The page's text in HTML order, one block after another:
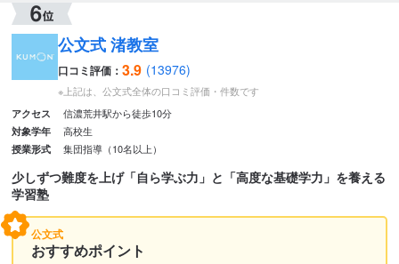
公文式 渚教室
口コミ評価： 3.9 (13976)
※上記は、公文式全体の口コミ評価・件数です
アクセス 信濃荒井駅から徒歩10分
対象学年 高校生
授業形式 集団指導（10名以上）
少しずつ難度を上げ「自ら学ぶ力」と「高度な基礎学力」を養える
学習塾
公文式
おすすめポイント